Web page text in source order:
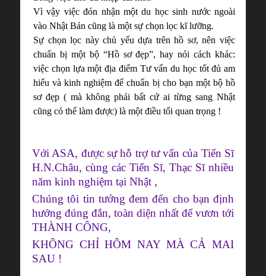
Vì vậy việc đón nhận một du học sinh nước ngoài
vào Nhật Bản cũng là một sự chọn lọc kĩ lưỡng.
Sự chọn lọc này chủ yếu dựa trên hồ sơ, nên việc
chuẩn bị một bộ “Hồ sơ đẹp”, hay nói cách khác:
việc chọn lựa một địa điểm Tư vấn du học tốt đủ am
hiểu và kinh nghiệm để chuẩn bị cho bạn một bộ hồ
sơ đẹp ( mà không phải bất cứ ai từng sang Nhật
cũng có thể làm được) là một điều tối quan trọng !
Với ASA, được sự hỗ trợ tư vấn của Tiến Sĩ
H.N.Châu, cùng các Tiến Sĩ, Thạc Sĩ nhiều
năm kinh nghiệm tại Nhật ,
Chúng tôi tin tưởng đem đến cho bạn định
hướng đúng đắn, toàn diện nhất để vươn tới
THÀNH CÔNG,
KHÔNG CHỈ HÔM NAY MÀ CẢ MAI
SAU !